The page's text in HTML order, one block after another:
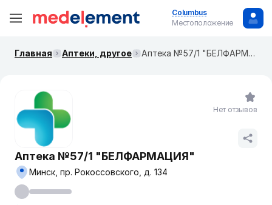
Columbus
Местоположение
Главная Аптеки, другое Аптека №57/1 "БЕЛФАРМАЦИЯ"
Аптека №57/1 "БЕЛФАРМАЦИЯ"
Минск, пр. Рокоссовского, д. 134
Нет отзывов